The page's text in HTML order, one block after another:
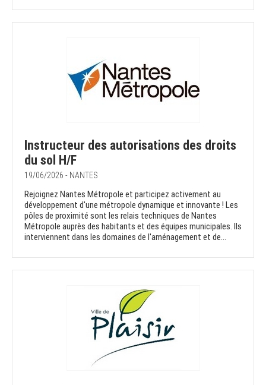
Instructeur des autorisations des droits
du sol H/F
19/06/2026 - NANTES
Rejoignez Nantes Métropole et participez activement au
développement d'une métropole dynamique et innovante ! Les
pôles de proximité sont les relais techniques de Nantes
Métropole auprès des habitants et des équipes municipales. Ils
interviennent dans les domaines de l'aménagement et de...